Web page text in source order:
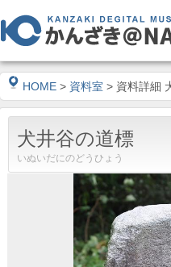
HOME > 資料室 > 資料詳細
犬井谷の道標
いぬいだにのどうひょう